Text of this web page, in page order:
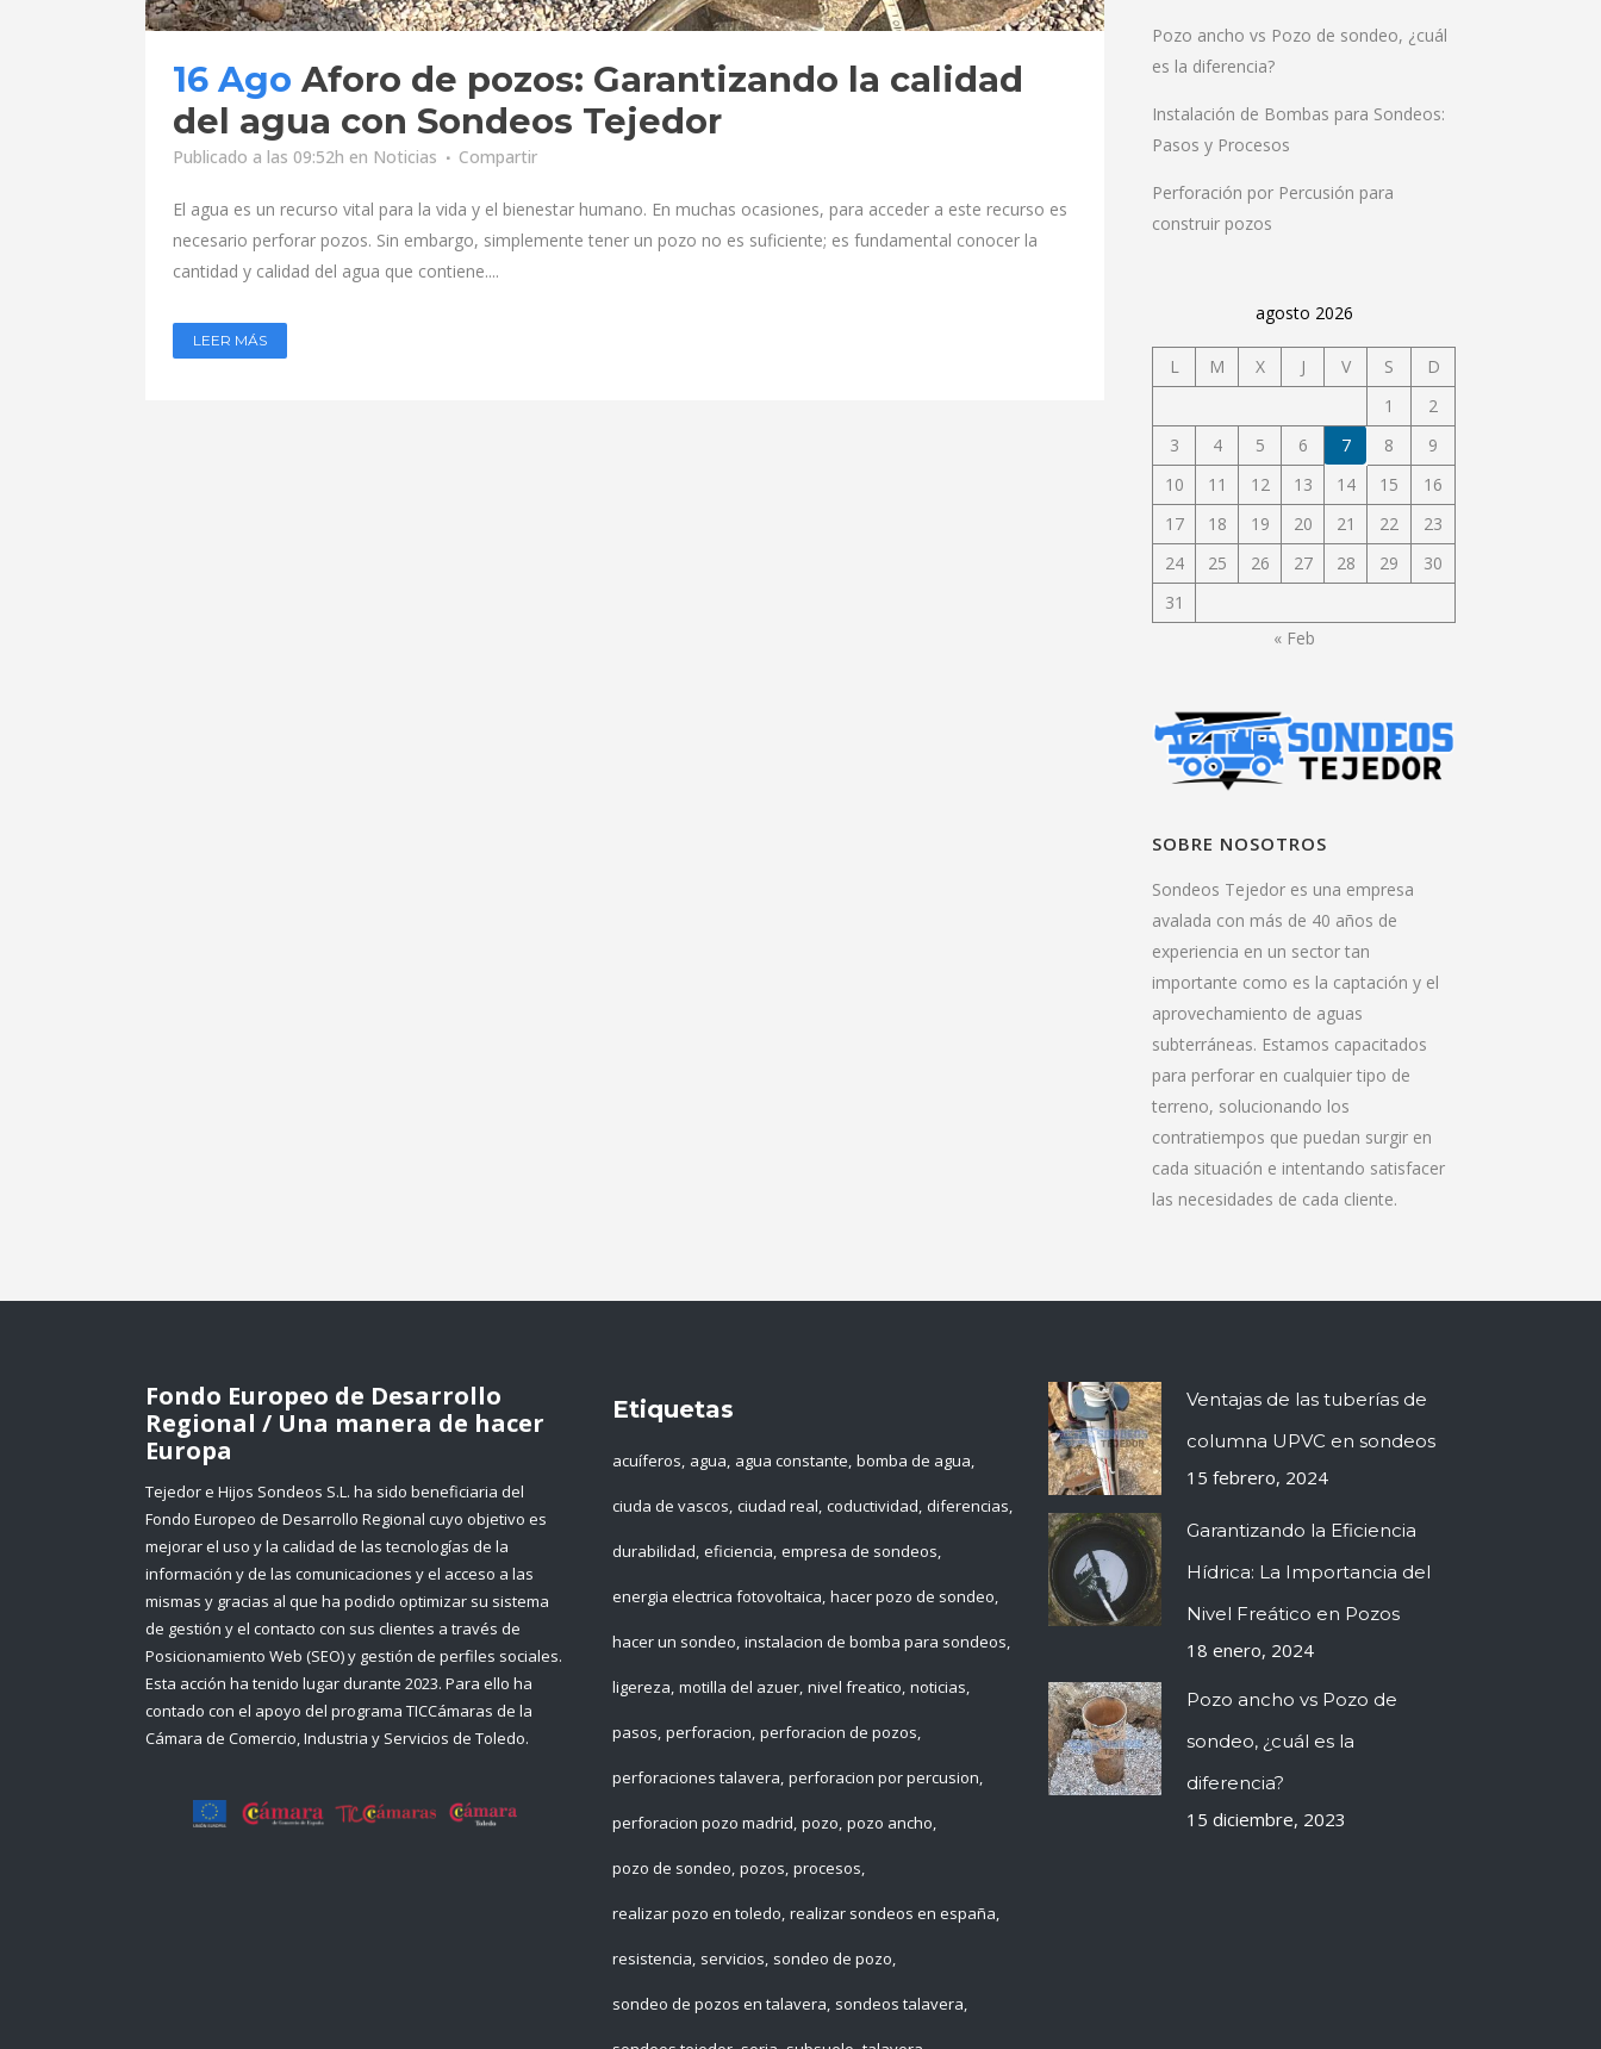
16 Ago Aforo de pozos: Garantizando la calidad
del agua con Sondeos Tejedor
Publicado a las 09:52h en Noticias Compartir
El agua es un recurso vital para la vida y el bienestar humano. En muchas ocasiones, para acceder a este recurso es
necesario perforar pozos. Sin embargo, simplemente tener un pozo no es suficiente; es fundamental conocer la
cantidad y calidad del agua que contiene....
LEER MÁS
Pozo ancho vs Pozo de sondeo, ¿cuál
es la diferencia?
Instalación de Bombas para Sondeos:
Pasos y Procesos
Perforación por Percusión para
construir pozos
agosto 2026
L M X J V S
D
1
2
3
4 5 6 7 8
9
10
11 12 13 14 15
16
17
18 19 20 21 22
23
24
25 26 27 28 29
30
31
« Feb
SOBRE NOSOTROS
Sondeos Tejedor es una empresa
avalada con más de 40 años de
experiencia en un sector tan
importante como es la captación y el
aprovechamiento de aguas
subterráneas. Estamos capacitados
para perforar en cualquier tipo de
terreno, solucionando los
contratiempos que puedan surgir en
cada situación e intentando satisfacer
las necesidades de cada cliente.
Fondo Europeo de Desarrollo
Regional / Una manera de hacer
Europa
Tejedor e Hijos Sondeos S.L. ha sido beneficiaria del
Fondo Europeo de Desarrollo Regional cuyo objetivo es
mejorar el uso y la calidad de las tecnologías de la
información y de las comunicaciones y el acceso a las
mismas y gracias al que ha podido optimizar su sistema
de gestión y el contacto con sus clientes a través de
Posicionamiento Web (SEO) y gestión de perfiles sociales.
Esta acción ha tenido lugar durante 2023. Para ello ha
contado con el apoyo del programa TICCámaras de la
Cámara de Comercio, Industria y Servicios de Toledo.
Etiquetas
acuíferos agua agua constante bomba de agua
ciuda de vascos ciudad real coductividad diferencias
durabilidad eficiencia empresa de sondeos
energia electrica fotovoltaica hacer pozo de sondeo
hacer un sondeo instalacion de bomba para sondeos
ligereza motilla del azuer nivel freatico noticias
pasos perforacion perforacion de pozos
perforaciones talavera perforacion por percusion
perforacion pozo madrid pozo pozo ancho
pozo de sondeo pozos procesos
realizar pozo en toledo realizar sondeos en españa
resistencia servicios sondeo de pozo
sondeo de pozos en talavera sondeos talavera
Ventajas de las tuberías de
columna UPVC en sondeos
15 febrero, 2024
Garantizando la Eficiencia
Hídrica: La Importancia del
Nivel Freático en Pozos
18 enero, 2024
Pozo ancho vs Pozo de
sondeo, ¿cuál es la
diferencia?
15 diciembre, 2023